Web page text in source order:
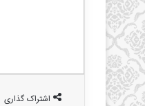
اشتراک گذاری